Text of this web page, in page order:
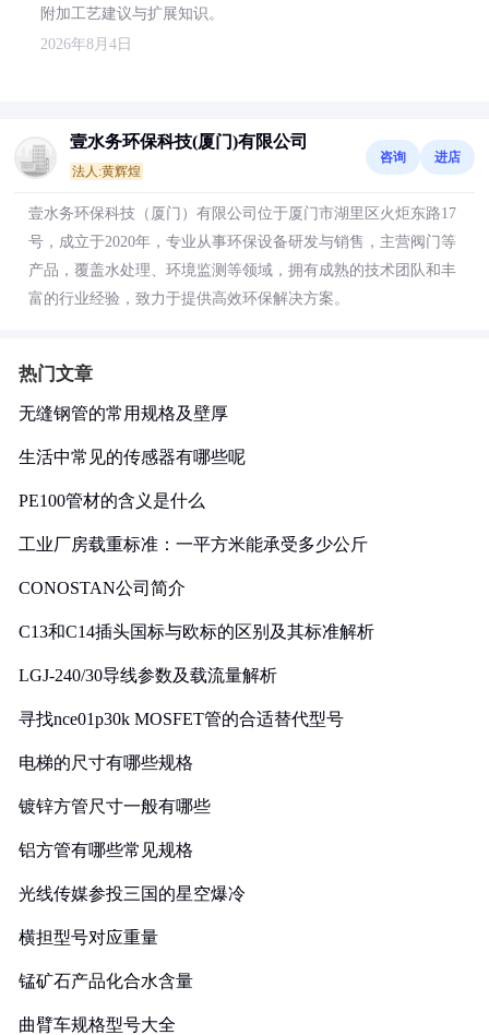
附加工艺建议与扩展知识。
2026年8月4日
壹水务环保科技(厦门)有限公司
法人:黄辉煌
咨询 进店
壹水务环保科技（厦门）有限公司位于厦门市湖里区火炬东路17
号，成立于2020年，专业从事环保设备研发与销售，主营阀门等
产品，覆盖水处理、环境监测等领域，拥有成熟的技术团队和丰
富的行业经验，致力于提供高效环保解决方案。
热门文章
无缝钢管的常用规格及壁厚
生活中常见的传感器有哪些呢
PE100管材的含义是什么
工业厂房载重标准：一平方米能承受多少公斤
CONOSTAN公司简介
C13和C14插头国标与欧标的区别及其标准解析
LGJ-240/30导线参数及载流量解析
寻找nce01p30k MOSFET管的合适替代型号
电梯的尺寸有哪些规格
镀锌方管尺寸一般有哪些
铝方管有哪些常见规格
光线传媒参投三国的星空爆冷
横担型号对应重量
锰矿石产品化合水含量
曲臂车规格型号大全